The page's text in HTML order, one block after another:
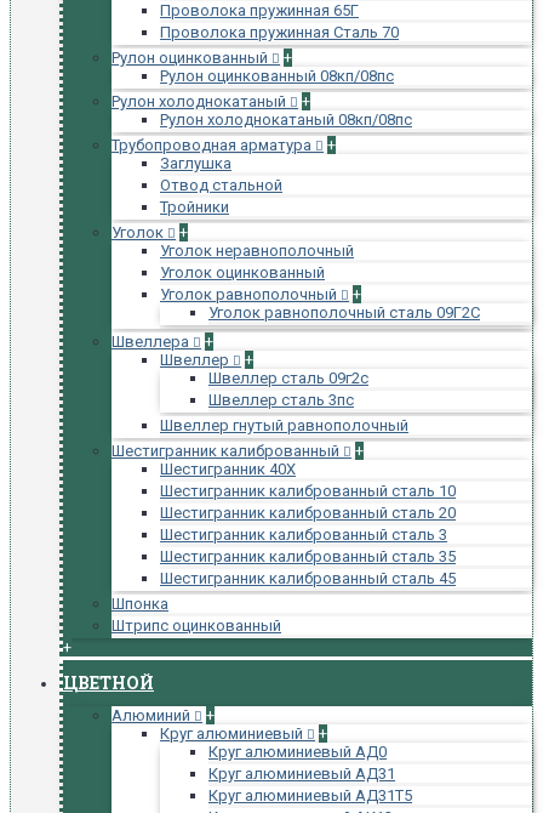
Проволока пружинная 65Г
Проволока пружинная Сталь 70
Рулон оцинкованный
+
Рулон оцинкованный 08кп/08пс
Рулон холоднокатаный
+
Рулон холоднокатаный 08кп/08пс
Трубопроводная арматура
+
Заглушка
Отвод стальной
Тройники
Уголок
+
Уголок неравнополочный
Уголок оцинкованный
Уголок равнополочный
+
Уголок равнополочный сталь 09Г2С
Швеллера
+
Швеллер
+
Швеллер сталь 09г2с
Швеллер сталь 3пс
Швеллер гнутый равнополочный
Шестигранник калиброванный
+
Шестигранник 40Х
Шестигранник калиброванный сталь 10
Шестигранник калиброванный сталь 20
Шестигранник калиброванный сталь 3
Шестигранник калиброванный сталь 35
Шестигранник калиброванный сталь 45
Шпонка
Штрипс оцинкованный
+
ЦВЕТНОЙ
Алюминий
+
Круг алюминиевый
+
Круг алюминиевый АД0
Круг алюминиевый АД31
Круг алюминиевый АД31Т5